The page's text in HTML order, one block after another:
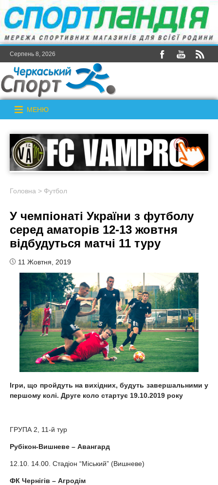
Серпень 8, 2026
МЕНЮ
Головна > Футбол
У чемпіонаті України з футболу
серед аматорів 12-13 жовтня
відбудуться матчі 11 туру
11 Жовтня, 2019
Ігри, що пройдуть на вихідних, будуть завершальними у
першому колі. Друге коло стартує 19.10.2019 року
ГРУПА 2, 11-й тур
Рубікон-Вишневе – Авангард
12.10. 14.00. Стадіон “Міський” (Вишневе)
ФК Чернігів – Агродім